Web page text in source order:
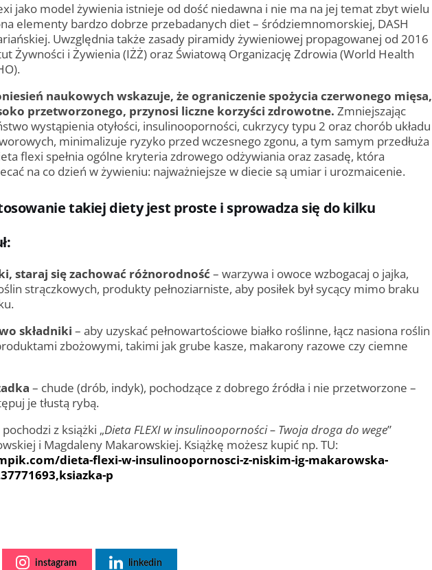
jako model żywienia istnieje od dość niedawna i nie ma na jej temat zbyt wielu
elementy bardzo dobrze przebadanych diet – śródziemnomorskiej, DASH
Uwzględnia także zasady piramidy żywieniowej propagowanej od 2016
Żywności i Żywienia (IŻŻ) oraz Światową Organizację Zdrowia (World Health
naukowych wskazuje, że ograniczenie spożycia czerwonego mięsa,
przetworzonego, przynosi liczne korzyści zdrowotne.Zmniejszając
wystąpienia otyłości, insulinooporności, cukrzycy typu 2 oraz chorób układu
minimalizuje ryzyko przed­ wczesnego zgonu, a tym samym przedłuża
flexi spełnia ogólne kryteria zdrowego odżywiania oraz zasadę, która
na co dzień w żywieniu: najwa­żniejsze w diecie są umiar i urozmaicenie.
takiej diety jest proste i sprowadza się do kilku
staraj się zachować różnorodność– warzywa i owoce wzbogacaj o jajka,
strączkowych, produkty pełnoziarniste, aby posiłek był sycący mimo braku
składniki– aby uzyskać pełnowartościowe białko roślinne, łącz nasiona roślin
zbożowymi, takimi jak grube kasze, makarony razowe czy ciemne
– chude (drób, indyk), pochodzące z dobrego źródła i nie­ przetworzone –
je tłustą rybą.
z książki „Dieta FLEXI w insulinooporności – Twoja droga do wege”
i Magdaleny Makarowskiej. Książkę możesz kupić np. TU:
dieta-flexi-w-insulinoopornosci-z-niskim-ig-makarowska-
p
instagram linkedin